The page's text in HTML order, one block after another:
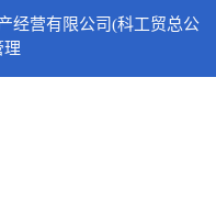
经营有限公司(科工贸总公
理